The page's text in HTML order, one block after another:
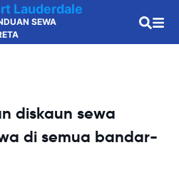
Lauderdale
SEWA
diskaun sewa
di semua bandar-